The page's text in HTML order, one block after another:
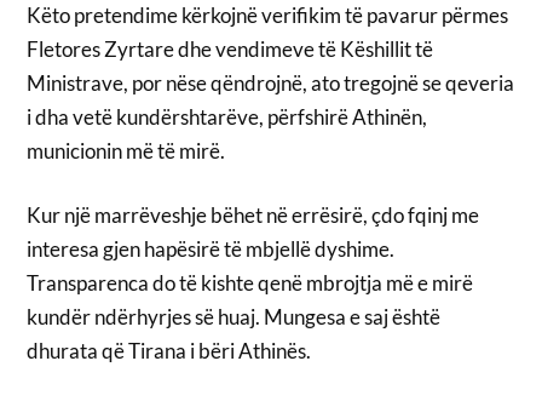
Këto pretendime kërkojnë verifikim të pavarur përmes
Fletores Zyrtare dhe vendimeve të Këshillit të
Ministrave, por nëse qëndrojnë, ato tregojnë se qeveria
i dha vetë kundërshtarëve, përfshirë Athinën,
municionin më të mirë.
Kur një marrëveshje bëhet në errësirë, çdo fqinj me
interesa gjen hapësirë të mbjellë dyshime.
Transparenca do të kishte qenë mbrojtja më e mirë
kundër ndërhyrjes së huaj. Mungesa e saj është
dhurata që Tirana i bëri Athinës.